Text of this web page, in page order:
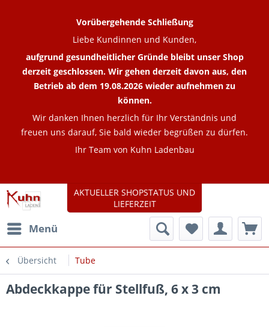
Menü
Übersicht Tube
Abdeckkappe für Stellfuß, 6 x 3 cm
AKTUELLER SHOPSTATUS UND
LIEFERZEIT
Vorübergehende Schließung
Liebe Kundinnen und Kunden,
aufgrund gesundheitlicher Gründe bleibt unser Shop
derzeit geschlossen. Wir gehen derzeit davon aus, den
Betrieb ab dem 19.08.2026 wieder aufnehmen zu
können.
Wir danken Ihnen herzlich für Ihr Verständnis und
freuen uns darauf, Sie bald wieder begrüßen zu dürfen.
Ihr Team von Kuhn Ladenbau